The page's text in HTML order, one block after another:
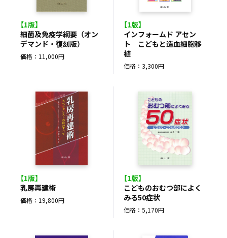
【1版】
細菌及免疫学綱要（オン
デマンド・復刻版）
価格：11,000円
【1版】
インフォームド アセン
ト こどもと造血細胞移
植
価格：3,300円
【1版】
乳房再建術
価格：19,800円
【1版】
こどものおむつ部によく
みる50症状
価格：5,170円